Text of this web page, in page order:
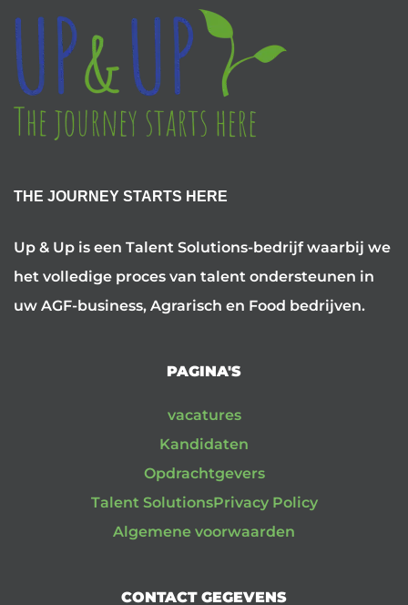
THE JOURNEY STARTS HERE
Up & Up is een Talent Solutions-bedrijf waarbij we
het volledige proces van talent ondersteunen in
uw AGF-business, Agrarisch en Food bedrijven.
PAGINA'S
vacatures
Kandidaten
Opdrachtgevers
Talent SolutionsPrivacy Policy
Algemene voorwaarden
CONTACT GEGEVENS